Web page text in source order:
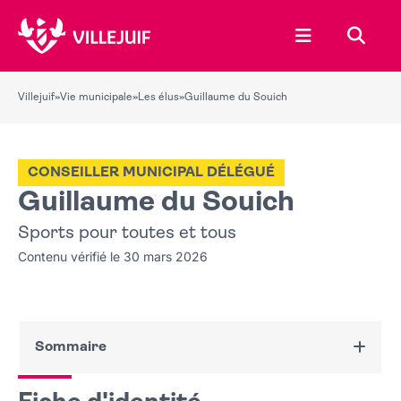
Ouvrir le
Villejuif»Vie municipale»Les élus»Guillaume du Souich
Guillaume du Souich
CONSEILLER MUNICIPAL DÉLÉGUÉ
Sports pour toutes et tous
Contenu vérifié le 30 mars 2026
Sommaire